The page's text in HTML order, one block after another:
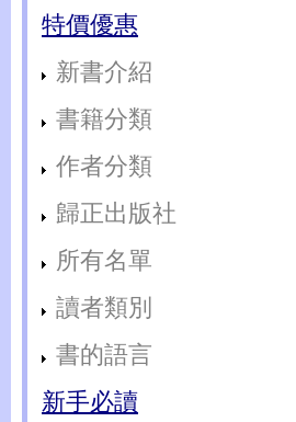
特價優惠
新書介紹
書籍分類
作者分類
歸正出版社
所有名單
讀者類別
書的語言
新手必讀